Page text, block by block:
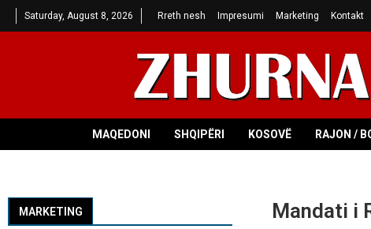
Saturday, August 8, 2026 Rreth nesh Impresumi Marketing Kontakt
MAQEDONI SHQIPËRI KOSOVË RAJON /
Mandati i
MARKETING